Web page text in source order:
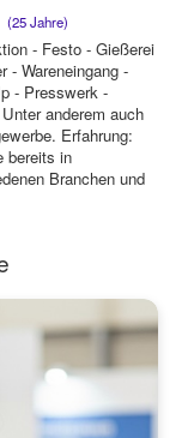
(25 Jahre)
- Festo - Gießerei
- Wareneingang -
- Presswerk -
anderem auch
Erfahrung:
bereits in
Branchen und